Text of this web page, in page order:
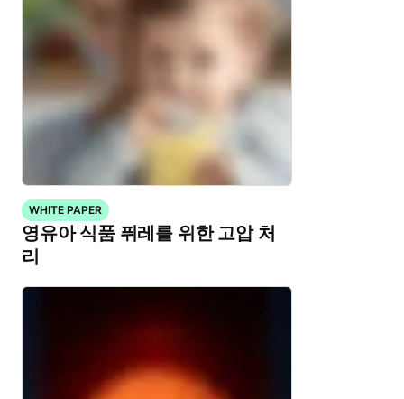
WHITE PAPER
영유아 식품 퓌레를 위한 고압 처
리